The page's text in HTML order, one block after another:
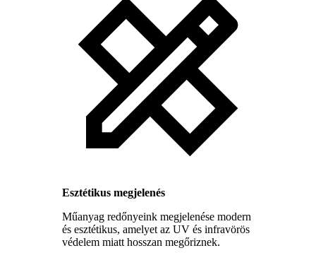
Esztétikus megjelenés
Műanyag redőnyeink megjelenése modern
és esztétikus, amelyet az UV és infravörös
védelem miatt hosszan megőriznek.